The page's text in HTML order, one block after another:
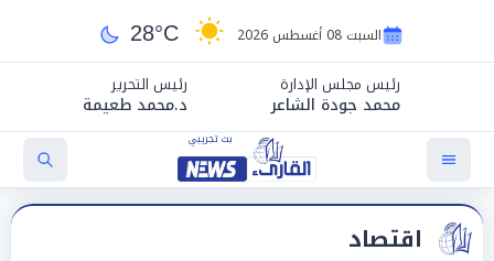
السبت 08 أغسطس 2026 28°C
رئيس مجلس الإدارة
محمد جودة الشاعر
رئيس التحرير
د.محمد طعيمة
اقتصاد